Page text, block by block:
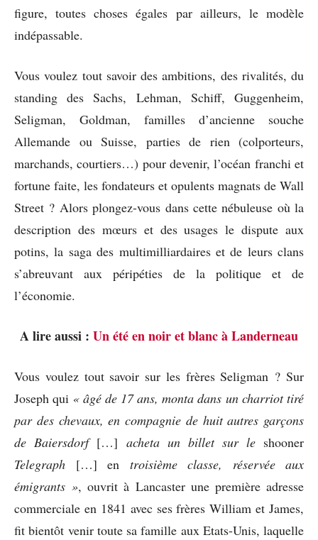
figure, toutes choses égales par ailleurs, le modèle
indépassable.
Vous voulez tout savoir des ambitions, des rivalités, du
standing des Sachs, Lehman, Schiff, Guggenheim,
Seligman, Goldman, familles d’ancienne souche
Allemande ou Suisse, parties de rien (colporteurs,
marchands, courtiers…) pour devenir, l’océan franchi et
fortune faite, les fondateurs et opulents magnats de Wall
Street ? Alors plongez-vous dans cette nébuleuse où la
description des mœurs et des usages le dispute aux
potins, la saga des multimilliardaires et de leurs clans
s’abreuvant aux péripéties de la politique et de
l’économie.
A lire aussi : Un été en noir et blanc à Landerneau
Vous voulez tout savoir sur les frères Seligman ? Sur
Joseph qui « âgé de 17 ans, monta dans un charriot tiré
par des chevaux, en compagnie de huit autres garçons
de Baiersdorf[…] acheta un billet sur le shooner
Telegraph […] en troisième classe, réservée aux
émigrants », ouvrit à Lancaster une première adresse
commerciale en 1841 avec ses frères William et James,
fit bientôt venir toute sa famille aux Etats-Unis, laquelle